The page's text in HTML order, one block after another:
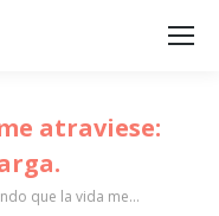
atraviese:
que la vida me…